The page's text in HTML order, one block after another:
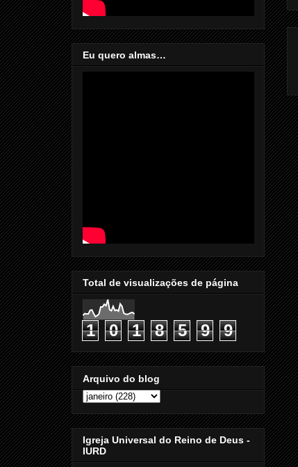
Eu quero almas…
Total de visualizações de página
1 0 1 8 5 9 9
Arquivo do blog
Igreja Universal do Reino de Deus -
IURD